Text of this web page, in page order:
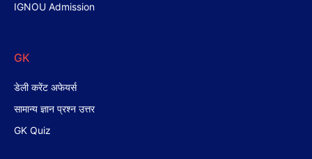
IGNOU Admission
GK
डेली करेंट अफेयर्स
सामान्य ज्ञान प्रश्न उत्तर
GK Quiz